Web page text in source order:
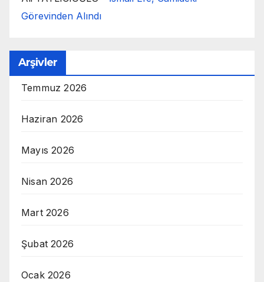
Görevinden Alındı
Arşivler
Temmuz 2026
Haziran 2026
Mayıs 2026
Nisan 2026
Mart 2026
Şubat 2026
Ocak 2026